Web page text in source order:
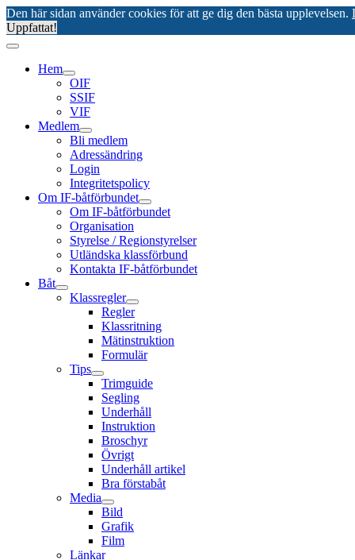
Den här sidan använder cookies för att ge dig den bästa upplevelsen.
Uppfattat!
Hem
OIF
SSIF
VIF
Medlem
Bli medlem
Adressändring
Login
Integritetspolicy
Om IF-båtförbundet
Om IF-båtförbundet
Organisation
Styrelse / Regionstyrelser
Utländska klassförbund
Kontakta IF-båtförbundet
Båt
Klassregler
Regler
Klassritning
Mätinstruktion
Formulär
Tips
Trimguide
Segling
Underhåll
Instruktion
Broschyr
Övrigt
Underhåll artikel
Bra förstabåt
Media
Bild
Grafik
Film
Länkar